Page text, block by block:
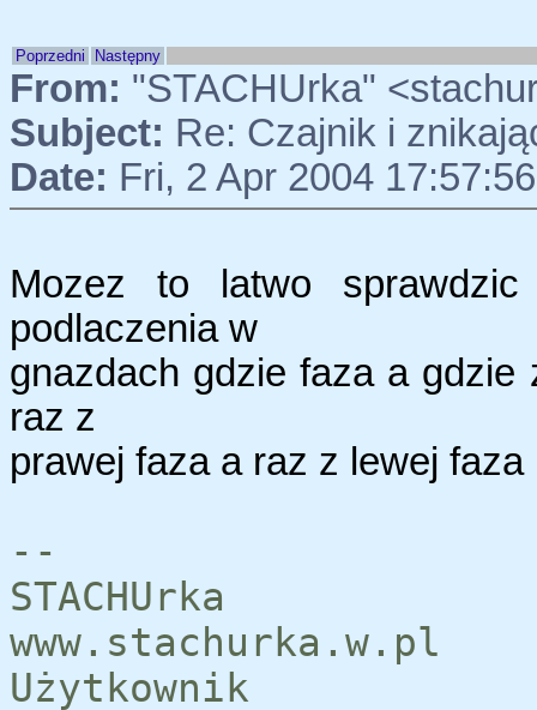
Poprzedni Następny
From: "STACHUrka"
Subject: Re: Czajnik i
Date: Fri, 2 Apr 2004
Mozez to latwo
podlaczenia w
gnazdach gdzie faza a
raz z
prawej faza a raz z lewej
--
STACHUrka
www.stachurka.w.pl
Użytkownik